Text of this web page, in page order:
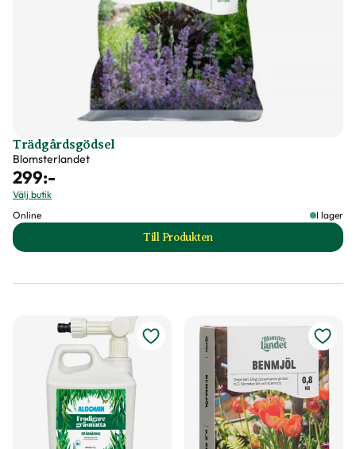
Trädgårdsgödsel
Blomsterlandet
299:-
Välj butik
Online
I lager
Till Produkten
till Trädgårdsgödsel produktsida